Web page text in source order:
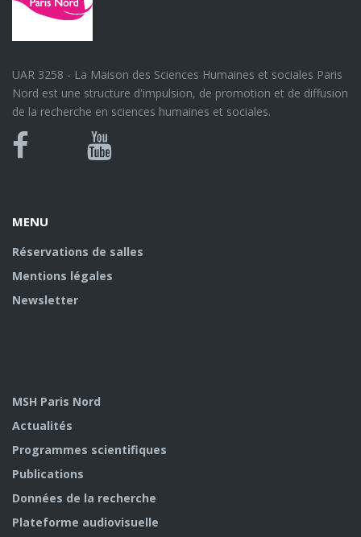
UAR 3258 - La Maison des Sciences Humaines et sociales Paris
Nord est une structure d'impulsion, de promotion et de diffusion
de la recherche en sciences humaines et sociales.
Bluesky
Canal
MENU
Réservations de salles
Mentions légales
Newsletter
MSH Paris Nord
Actualités
Programmes scientifiques
Publications
Données de la recherche
Plateforme audiovisuelle